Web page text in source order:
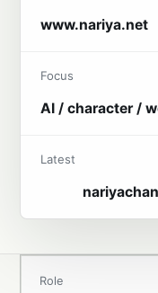
www.nariya.net
Focus
AI / character /
Latest
Role